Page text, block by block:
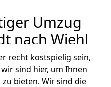
Umzug
nach Wiehl
recht kostspielig sein,
sind hier, um Ihnen
zu bieten. Wir sind die